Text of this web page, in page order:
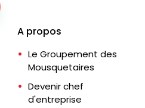
A propos
Le Groupement des
Mousquetaires
Devenir chef
d'entreprise